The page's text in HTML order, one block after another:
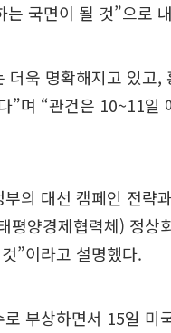
국면이 될 것”으로
더욱 명확해지고 있고
”며 “관건은 10~11일
의 대선 캠페인 전략
양경제협력체) 정상
”이라고 설명했다.
부상하면서 15일 미